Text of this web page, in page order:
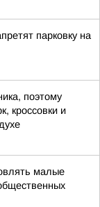
парковку на
поэтому
кроссовки и
малые